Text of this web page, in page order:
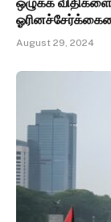
August 29, 2024